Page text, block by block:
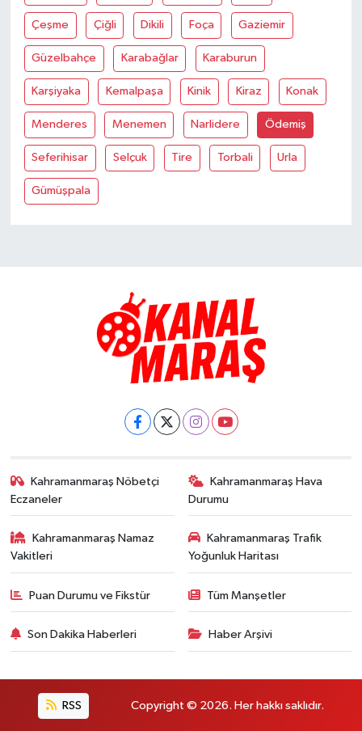
Çeşme Çiğli Dikili Foça Gaziemir
Güzelbahçe Karabağlar Karaburun
Karşiyaka Kemalpaşa Kinik Kiraz Konak
Menderes Menemen Narlidere Ödemiş
Seferihisar Selçuk Tire Torbali Urla
Gümüşpala
Kahramanmaraş Nöbetçi
Eczaneler
Kahramanmaraş Hava
Durumu
Kahramanmaraş Namaz
Vakitleri
Kahramanmaraş Trafik
Yoğunluk Haritası
Puan Durumu ve Fikstür Tüm Manşetler
Son Dakika Haberleri Haber Arşivi
RSS Copyright © 2026. Her hakkı saklıdır.
KÜLTÜR SANAT